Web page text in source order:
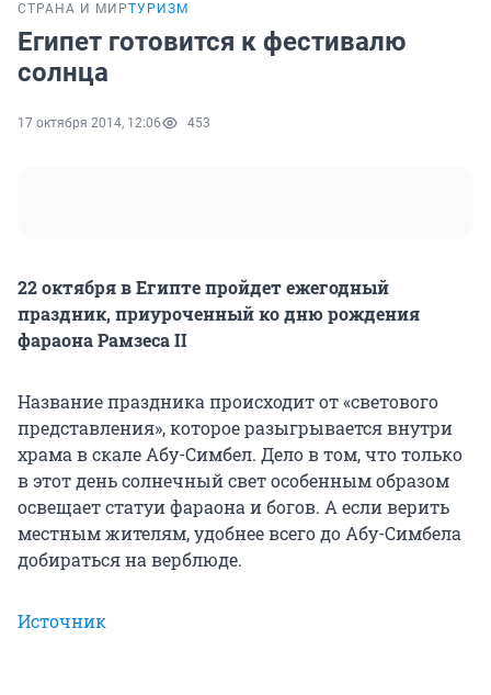
СТРАНА И МИРТУРИЗМ
Египет готовится к фестивалю
солнца
17 октября 2014, 12:06 453
22 октября в Египте пройдет ежегодный
праздник, приуроченный ко дню рождения
фараона Рамзеса II
Название праздника происходит от «светового
представления», которое разыгрывается внутри
храма в скале Абу-Симбел. Дело в том, что только
в этот день солнечный свет особенным образом
освещает статуи фараона и богов. А если верить
местным жителям, удобнее всего до Абу-Симбела
добираться на верблюде.
Источник